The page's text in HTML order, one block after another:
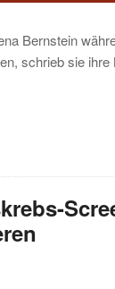
Bernstein
schrieb sie